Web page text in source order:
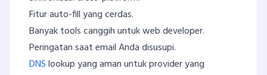
Fitur auto-fill yang cerdas.
Banyak tools canggih untuk web developer.
Peringatan saat email Anda disusupi.
DNSlookup yang aman untuk provider yang